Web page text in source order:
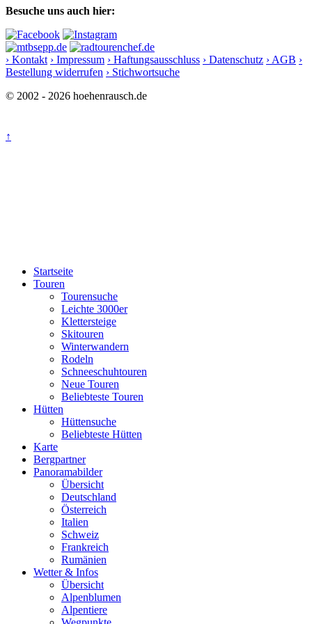
Besuche uns auch hier:
› Kontakt › Impressum › Haftungsausschluss › Datenschutz › AGB ›
Bestellung widerrufen › Stichwortsuche
© 2002 - 2026 hoehenrausch.de
↑
Startseite
Touren
Tourensuche
Leichte 3000er
Klettersteige
Skitouren
Winterwandern
Rodeln
Schneeschuhtouren
Neue Touren
Beliebteste Touren
Hütten
Hüttensuche
Beliebteste Hütten
Karte
Bergpartner
Panoramabilder
Übersicht
Deutschland
Österreich
Italien
Schweiz
Frankreich
Rumänien
Wetter & Infos
Übersicht
Alpenblumen
Alpentiere